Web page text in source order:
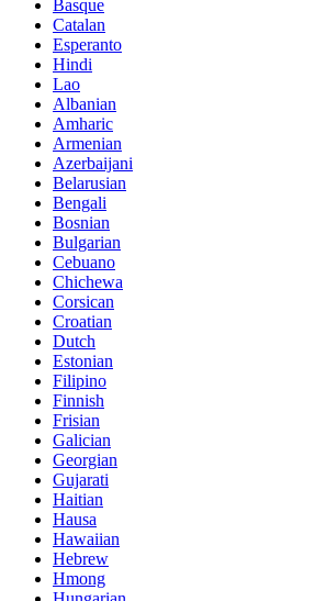
Basque
Catalan
Esperanto
Hindi
Lao
Albanian
Amharic
Armenian
Azerbaijani
Belarusian
Bengali
Bosnian
Bulgarian
Cebuano
Chichewa
Corsican
Croatian
Dutch
Estonian
Filipino
Finnish
Frisian
Galician
Georgian
Gujarati
Haitian
Hausa
Hawaiian
Hebrew
Hmong